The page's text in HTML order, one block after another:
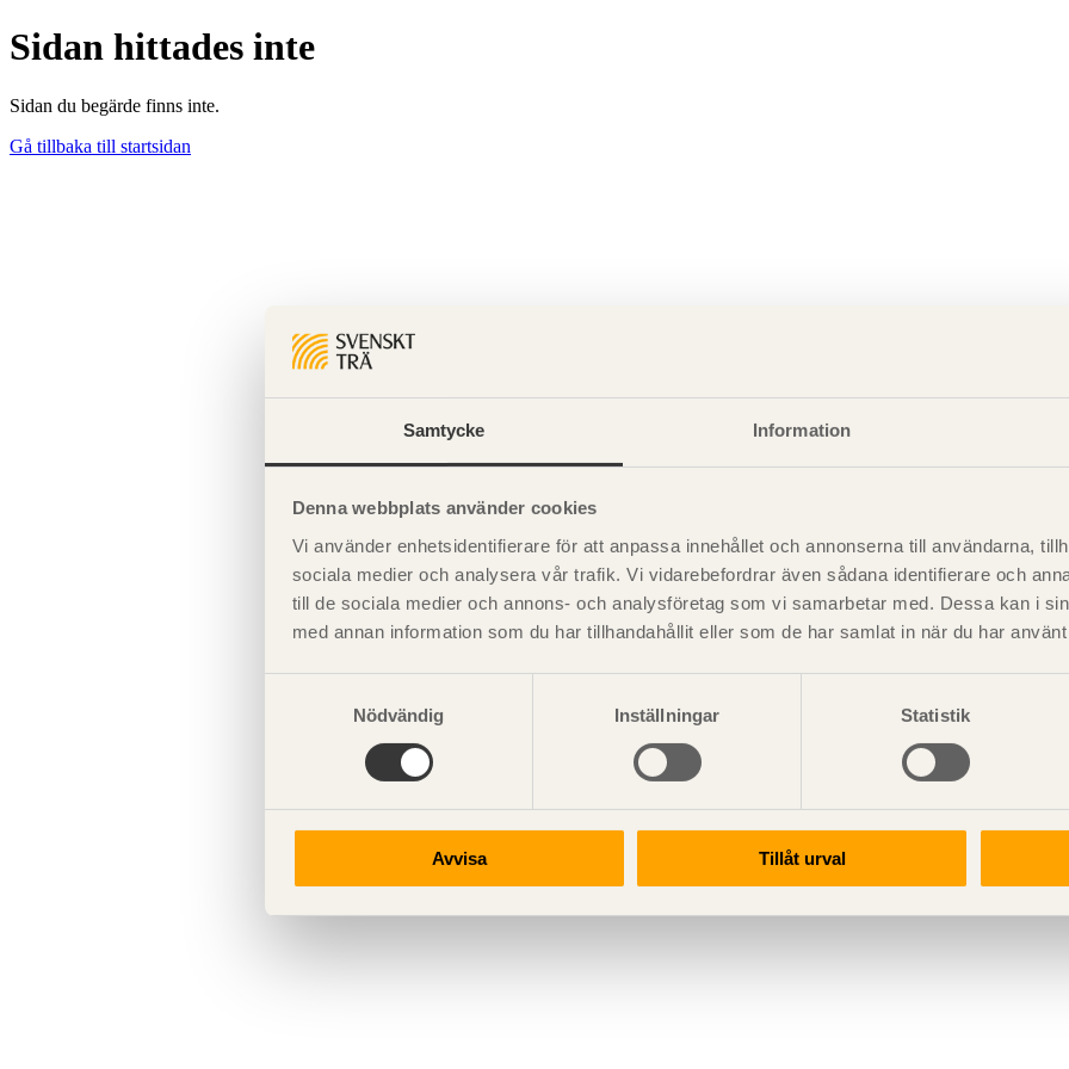
Samtycke Information
Denna webbplats använder cookies
Vi använder enhetsidentifierare för att anpassa innehållet och annonserna till användarna,
sociala medier och analysera vår trafik. Vi vidarebefordrar även sådana identifierare och
till de sociala medier och annons- och analysföretag som vi samarbetar med. Dessa kan i
med annan information som du har tillhandahållit eller som de har samlat in när du har
Nödvändig
Inställningar Statistik
Avvisa Tillåt urval
Sidan hittades inte
Sidan du begärde finns inte.
Gå tillbaka till startsidan